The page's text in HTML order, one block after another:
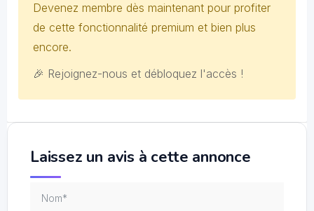
Devenez membre dès maintenant pour profiter
de cette fonctionnalité premium et bien plus
encore.
🎉 Rejoignez-nous et débloquez l'accès !
Laissez un avis à cette annonce